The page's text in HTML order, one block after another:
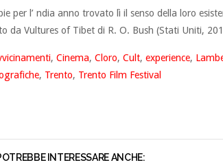
per l’ ndia anno trovato lì il senso della loro
da Vultures of Tibet di R. O. Bush (Stati Uniti,
, Cinema, Cloro, Cult, experience,
, Trento, Trento Film Festival
INTERESSARE ANCHE: